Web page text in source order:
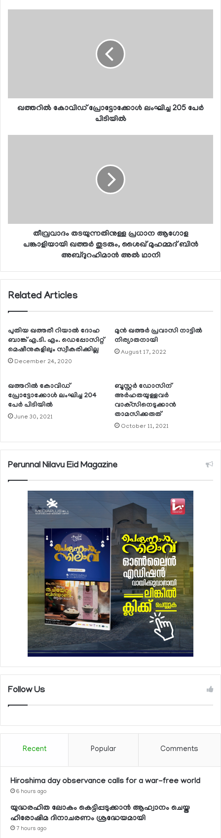
ഖത്തറില്‍ കോവിഡ് പ്രോട്ടോക്കോള്‍ ലംഘിച്ച 205 പേര്‍
പിടിയില്‍
തീവ്രവാദം തടയുന്നതിനുള്ള പ്രധാന ആഗോള
പങ്കാളിയായി ഖത്തര്‍ തുടരും, ശൈഖ് മുഹമ്മദ് ബിന്‍
അബ്ദുറഹിമാന്‍ അല്‍ ഥാനി
Related Articles
പുതിയ ഖത്തരീ റിയാല്‍ ദോഹ
ബാങ്ക് എ.ടി. എം. ഡെപ്പോസിറ്റ്
മെഷീനുകളിലും സ്വീകരിക്കില്ല
December 24, 2020
മുന്‍ ഖത്തര്‍ പ്രവാസി നാട്ടില്‍
നിര്യാതനായി
August 17, 2022
ഖത്തറില്‍ കോവിഡ്
പ്രോട്ടോക്കോള്‍ ലംഘിച്ച 204
പേര്‍ പിടിയില്‍
June 30, 2021
ബൂസ്റ്റര്‍ ഡോസിന്
അര്‍ഹതയുള്ളവര്‍
വാക്‌സിനെടുക്കാന്‍
താമസിക്കരുത്
October 11, 2021
Perunnal Nilavu Eid Magazine
Follow Us
Recent Popular Comments
Hiroshima day observance calls for a war-free world
6 hours ago
യുദ്ധരഹിത ലോകം കെട്ടിപ്പടുക്കാന്‍ ആഹ്വാനം ചെയ്ത
ഹിരോഷിമ ദിനാചരണം ശ്രദ്ധേയമായി
7 hours ago